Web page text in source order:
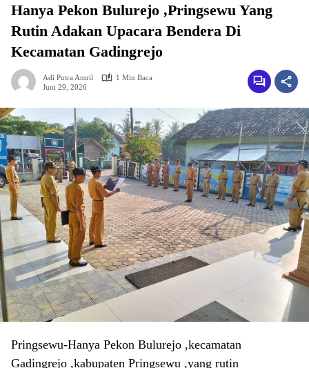
Hanya Pekon Bulurejo ,Pringsewu Yang
Rutin Adakan Upacara Bendera Di
Kecamatan Gadingrejo
Adi Putra Amril
1 Min Baca
Juni 29, 2026
Pringsewu-Hanya Pekon Bulurejo ,kecamatan
Gadingrejo ,kabupaten Pringsewu ,yang rutin